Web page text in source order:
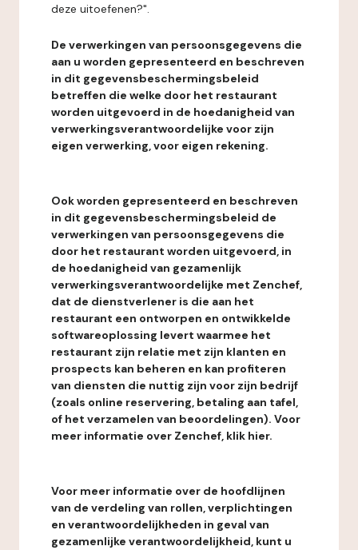
deze uitoefenen?".
De verwerkingen van persoonsgegevens die
aan u worden gepresenteerd en beschreven
in dit gegevensbeschermingsbeleid
betreffen die welke door het restaurant
worden uitgevoerd in de hoedanigheid van
verwerkingsverantwoordelijke voor zijn
eigen verwerking, voor eigen rekening.
Ook worden gepresenteerd en beschreven
in dit gegevensbeschermingsbeleid de
verwerkingen van persoonsgegevens die
door het restaurant worden uitgevoerd, in
de hoedanigheid van gezamenlijk
verwerkingsverantwoordelijke met Zenchef,
dat de dienstverlener is die aan het
restaurant een ontworpen en ontwikkelde
softwareoplossing levert waarmee het
restaurant zijn relatie met zijn klanten en
prospects kan beheren en kan profiteren
van diensten die nuttig zijn voor zijn bedrijf
(zoals online reservering, betaling aan tafel,
of het verzamelen van beoordelingen). Voor
meer informatie over Zenchef, klik hier.
Voor meer informatie over de hoofdlijnen
van de verdeling van rollen, verplichtingen
en verantwoordelijkheden in geval van
gezamenlijke verantwoordelijkheid, kunt u